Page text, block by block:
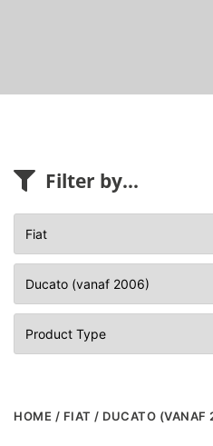
Filter by...
HOME / FIAT / DUCATO (VANAF